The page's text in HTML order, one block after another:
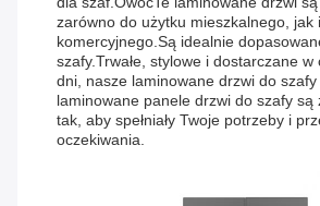
zarówno do użytku mieszkalnego, jak i
komercyjnego.Są idealnie
szafy.Trwałe, stylowe i dostarczane
dni, nasze laminowane drzwi do
laminowane panele drzwi do szafy są
tak, aby spełniały Twoje potrzeby i
oczekiwania.